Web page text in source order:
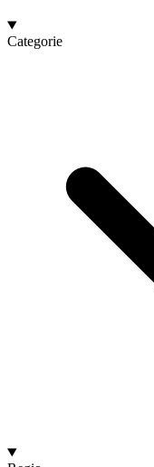
Categorie